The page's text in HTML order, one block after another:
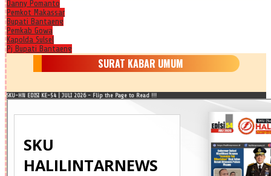
Danny Pomanto
Pemkot Makassar
Bupati Bantaeng
Pemkab Gowa
Kapolda Sulsel
Pj Bupati Bantaeng
SURAT KABAR UMUM
SKU-HN EDISI KE-54 | JULI 2026 - Flip the Page to Read !!!